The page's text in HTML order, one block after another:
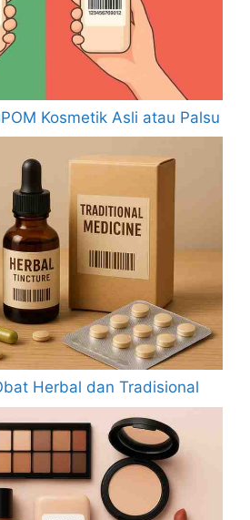
Kosmetik Asli atau Palsu
Herbal dan Tradisional